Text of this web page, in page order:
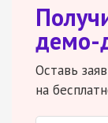
демо-
Оставь
на